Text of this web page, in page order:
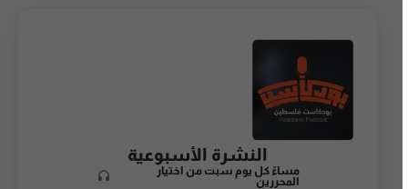
النشرة الأسبوعية
مساءً كل يوم سبت من اختيار
المحررين